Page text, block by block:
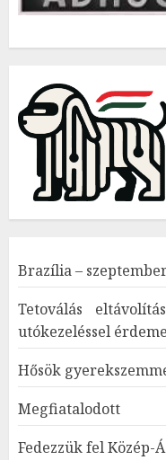
Brazília –
Tetoválás
utókezeléssel
Hősök
Megfiatalodott
Fedezzük fel Közép-